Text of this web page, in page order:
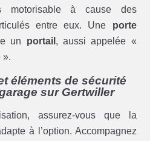
motorisable à cause des
entre eux. Une porte
un portail , aussi appelée «
».
éléments de sécurité
sur Gertwiller
assurez-vous que la
à l’option. Accompagnez